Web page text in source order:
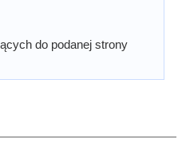
do podanej strony